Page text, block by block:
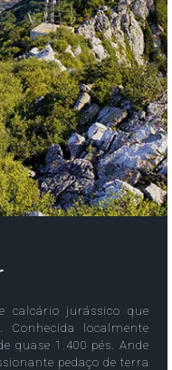
calcário jurássico que
localmente
quase 1.400 pés. Ande
pedaço de terra